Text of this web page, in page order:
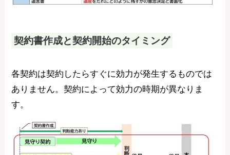
契約書作成と契約開始のタイミング
各契約は契約したらすぐに効力が発生するものでは
ありません。契約によって効力の時期が異なりま
す。